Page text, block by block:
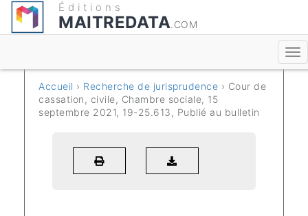
Éditions
MAITREDATA.COM
Accueil › Recherche de jurisprudence › Cour de
cassation, civile, Chambre sociale, 15
septembre 2021, 19-25.613, Publié au bulletin